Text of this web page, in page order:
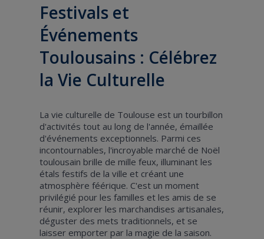
Festivals et
Événements
Toulousains : Célébrez
la Vie Culturelle
La vie culturelle de Toulouse est un tourbillon
d'activités tout au long de l'année, émaillée
d'événements exceptionnels. Parmi ces
incontournables, l'incroyable marché de Noël
toulousain brille de mille feux, illuminant les
étals festifs de la ville et créant une
atmosphère féérique. C'est un moment
privilégié pour les familles et les amis de se
réunir, explorer les marchandises artisanales,
déguster des mets traditionnels, et se
laisser emporter par la magie de la saison.